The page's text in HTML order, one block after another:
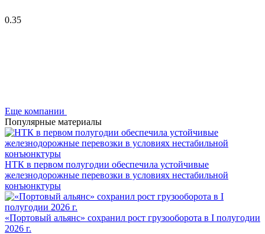
0.35
Еще компании
Популярные материалы
НТК в первом полугодии обеспечила устойчивые
железнодорожные перевозки в условиях нестабильной
конъюнктуры
«Портовый альянс» сохранил рост грузооборота в I полугодии
2026 г.